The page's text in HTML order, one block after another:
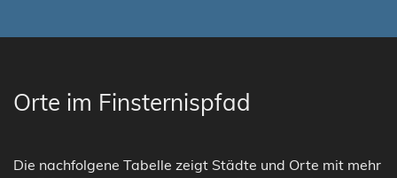
Orte im Finsternispfad
Die nachfolgene Tabelle zeigt Städte und Orte mit mehr